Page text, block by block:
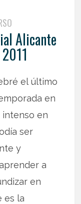
Alicante
el último
en
intenso en
ser
y
a
en
es la